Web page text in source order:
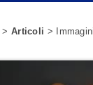
> Articoli >